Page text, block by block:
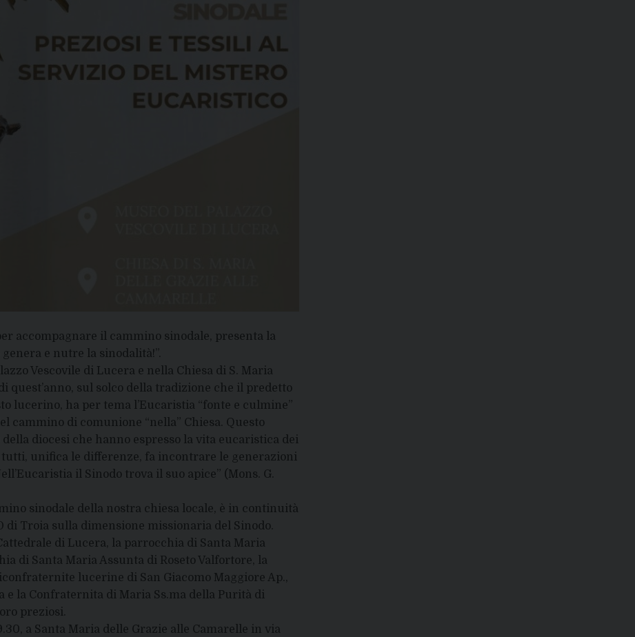
accompagnare il cammino sinodale, presenta la
e nutre la sinodalità!”.
Vescovile di Lucera e nella Chiesa di S. Maria
quest’anno, sul solco della tradizione che il predetto
lucerino, ha per tema l’Eucaristia “fonte e culmine”
cammino di comunione “nella” Chiesa. Questo
diocesi che hanno espresso la vita eucaristica dei
tutti, unifica le differenze, fa incontrare le generazioni
il Sinodo trova il suo apice” (Mons. G.
sinodale della nostra chiesa locale, è in continuità
di Troia sulla dimensione missionaria del Sinodo.
di Lucera, la parrocchia di Santa Maria
di Santa Maria Assunta di Roseto Valfortore, la
lucerine di San Giacomo Maggiore Ap.,
e la Confraternita di Maria Ss.ma della Purità di
preziosi.
a Santa Maria delle Grazie alle Camarelle in via